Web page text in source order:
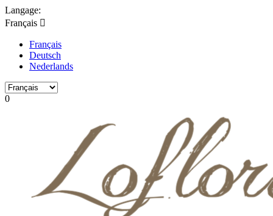
Langage:
Français 
Français
Deutsch
Nederlands
0